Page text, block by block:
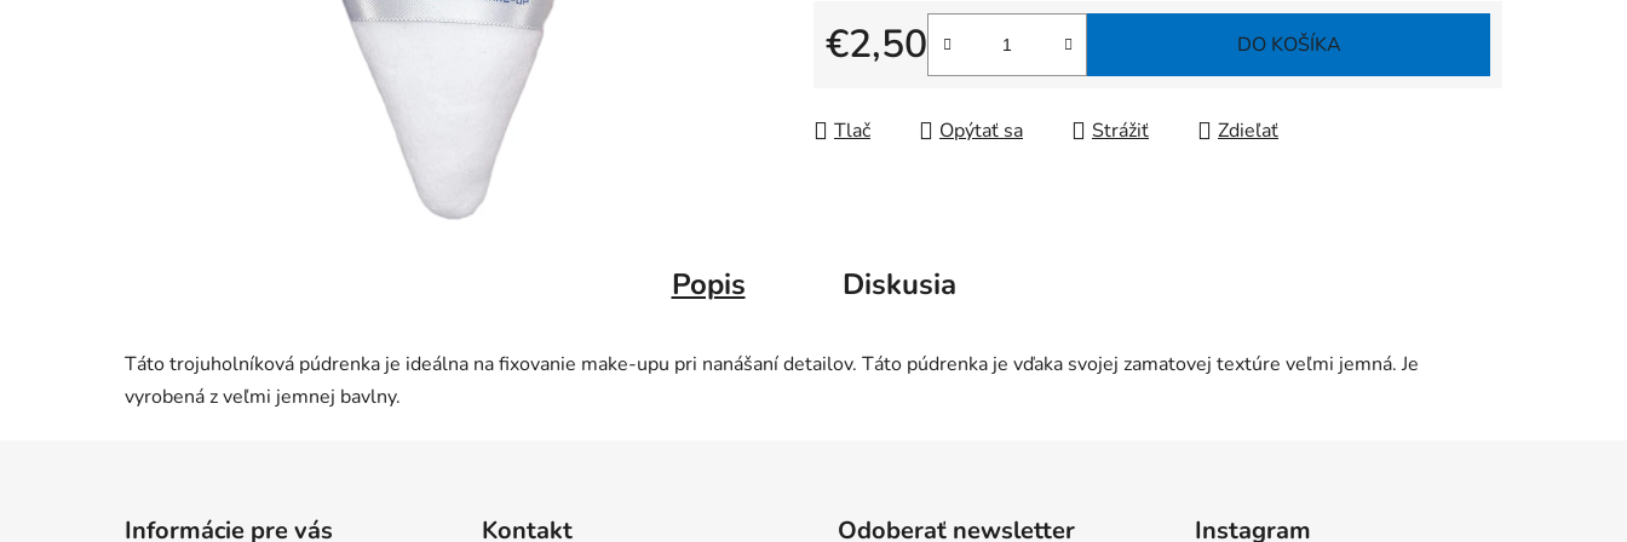
hviezdičiek.
€2,50
Jednotková cena:
DO KOŠÍKA
Tlač Opýtať sa Strážiť Zdieľať
Popis Diskusia
Táto trojuholníková púdrenka je ideálna na fixovanie make-upu pri nanášaní detailov. Táto púdrenka je vďaka svojej zamatovej textúre veľmi jemná. Je
vyrobená z veľmi jemnej bavlny.
Informácie pre vás Kontakt Odoberať newsletter Instagram